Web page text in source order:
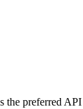
the preferred